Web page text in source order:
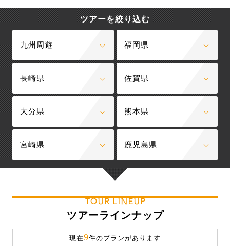
ツアーを絞り込む
九州周遊 福岡県
長崎県 佐賀県
大分県 熊本県
宮崎県 鹿児島県
TOUR LINEUP
ツアーラインナップ
現在9件のプランがあります